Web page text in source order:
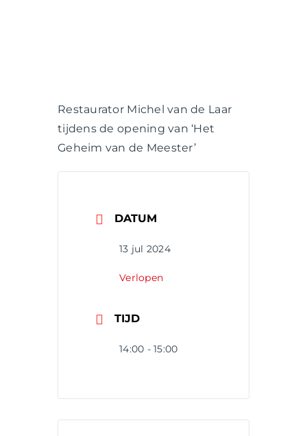
Restaurator Michel van de Laar
tijdens de opening van ‘Het
Geheim van de Meester’
DATUM
13 jul 2024
Verlopen
TIJD
14:00 - 15:00